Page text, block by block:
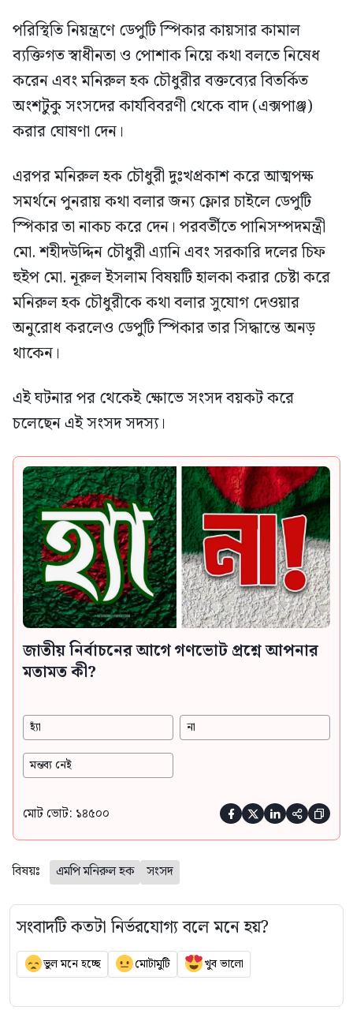
পরিস্থিতি নিয়ন্ত্রণে ডেপুটি স্পিকার কায়সার কামাল
ব্যক্তিগত স্বাধীনতা ও পোশাক নিয়ে কথা বলতে নিষেধ
করেন এবং মনিরুল হক চৌধুরীর বক্তব্যের বিতর্কিত
অংশটুকু সংসদের কার্যবিবরণী থেকে বাদ (এক্সপাঞ্জ)
করার ঘোষণা দেন।
এরপর মনিরুল হক চৌধুরী দুঃখপ্রকাশ করে আত্মপক্ষ
সমর্থনে পুনরায় কথা বলার জন্য ফ্লোর চাইলে ডেপুটি
স্পিকার তা নাকচ করে দেন। পরবর্তীতে পানিসম্পদমন্ত্রী
মো. শহীদউদ্দিন চৌধুরী এ্যানি এবং সরকারি দলের চিফ
হুইপ মো. নূরুল ইসলাম বিষয়টি হালকা করার চেষ্টা করে
মনিরুল হক চৌধুরীকে কথা বলার সুযোগ দেওয়ার
অনুরোধ করলেও ডেপুটি স্পিকার তার সিদ্ধান্তে অনড়
থাকেন।
এই ঘটনার পর থেকেই ক্ষোভে সংসদ বয়কট করে
চলেছেন এই সংসদ সদস্য।
জাতীয় নির্বাচনের আগে গণভোট প্রশ্নে আপনার
মতামত কী?
হ্যাঁ না
মন্তব্য নেই
মোট ভোট: ১৪৫০০     
বিষয়ঃ এমপি মনিরুল হক সংসদ
সংবাদটি কতটা নির্ভরযোগ্য বলে মনে হয়?
ভুল মনে হচ্ছে মোটামুটি খুব ভালো